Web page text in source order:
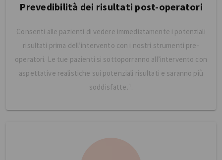
Prevedibilità dei risultati post-operatori
Consenti alle pazienti di vedere immediatamente i potenziali
risultati prima dell’intervento con i nostri strumenti pre-
operatori. Le tue pazienti si sottoporranno all’intervento con
aspettative realistiche sui potenziali risultati e saranno più
soddisfatte.¹.